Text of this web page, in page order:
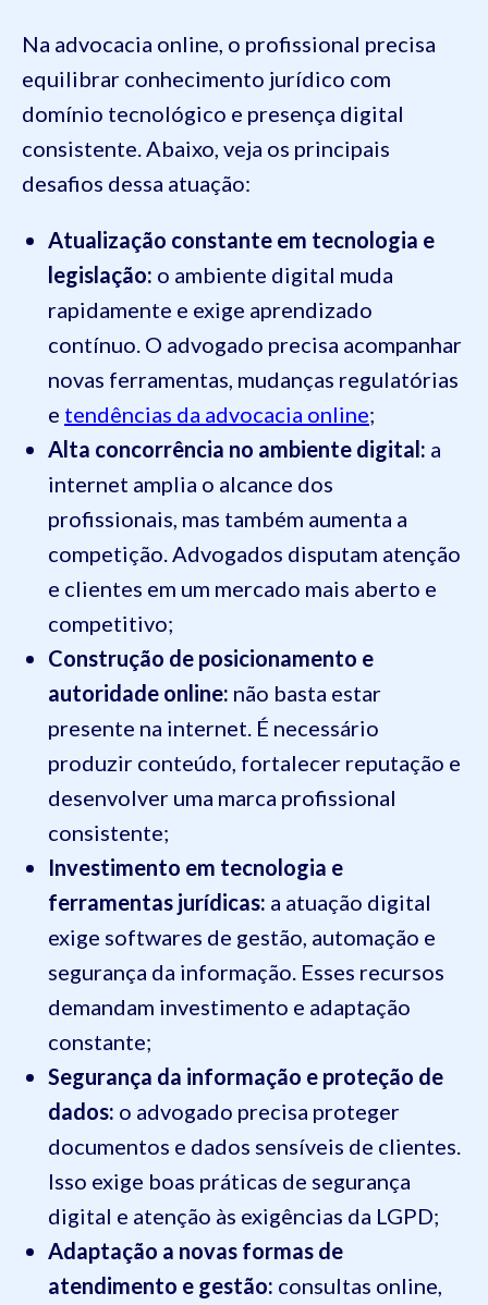
Na advocacia online, o profissional precisa
equilibrar conhecimento jurídico com
domínio tecnológico e presença digital
consistente. Abaixo, veja os principais
desafios dessa atuação:
Atualização constante em tecnologia e
legislação: o ambiente digital muda
rapidamente e exige aprendizado
contínuo. O advogado precisa acompanhar
novas ferramentas, mudanças regulatórias
e tendências da advocacia online;
Alta concorrência no ambiente digital: a
internet amplia o alcance dos
profissionais, mas também aumenta a
competição. Advogados disputam atenção
e clientes em um mercado mais aberto e
competitivo;
Construção de posicionamento e
autoridade online: não basta estar
presente na internet. É necessário
produzir conteúdo, fortalecer reputação e
desenvolver uma marca profissional
consistente;
Investimento em tecnologia e
ferramentas jurídicas: a atuação digital
exige softwares de gestão, automação e
segurança da informação. Esses recursos
demandam investimento e adaptação
constante;
Segurança da informação e proteção de
dados: o advogado precisa proteger
documentos e dados sensíveis de clientes.
Isso exige boas práticas de segurança
digital e atenção às exigências da LGPD;
Adaptação a novas formas de
atendimento e gestão: consultas online,